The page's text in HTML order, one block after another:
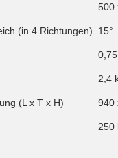
500
(in 4 Richtungen) 15°
2,4
(L x T x H) 940
250